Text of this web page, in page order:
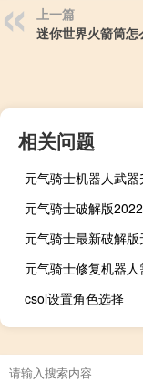
上一篇
迷你世界火箭筒怎
相关问题
元气骑士最新破解
csol设置角色选择